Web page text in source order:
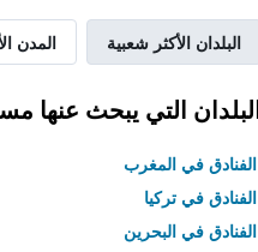
البلدان الأكثر شعبية المدن
البلدان التي يبحث عنها
الفنادق في المغرب
الفنادق في تركيا
الفنادق في البحرين